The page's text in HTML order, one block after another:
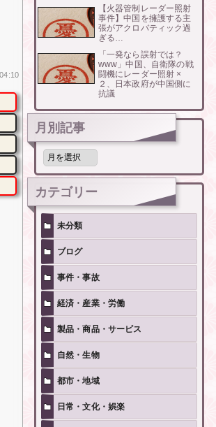
【火器管制レーダー照射
事件】中国を擁護する主
張がアクロバティック過
ぎる…
「一発なら誤射では？
www」中国、自衛隊の戦
闘機にレーダー照射 ×
２、日本政府が中国側に
抗議
月別記事
月
記
事
カテゴリー
未分類
ブログ
事件・事故
経済・産業・労働
製品・商品・サービス
自然・生物
都市・地域
日常・文化・娯楽